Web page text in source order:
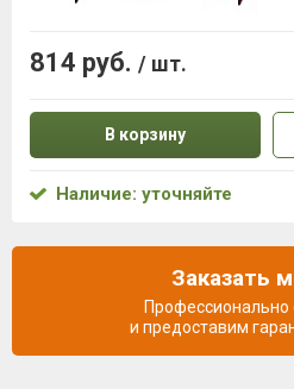
814 руб. / шт.
В корзину
Наличие: уточняйте
Заказать
Профессионально
и предоставим